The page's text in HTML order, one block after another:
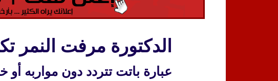
الدكتورة مرفت النمر
عبارة باتت تتردد دون مواربه